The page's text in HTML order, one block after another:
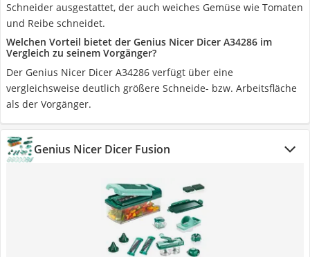
Schneider ausgestattet, der auch weiches Gemüse wie Tomaten
und Reibe schneidet.
Welchen Vorteil bietet der Genius Nicer Dicer A34286 im
Vergleich zu seinem Vorgänger?
Der Genius Nicer Dicer A34286 verfügt über eine
vergleichsweise deutlich größere Schneide- bzw. Arbeitsfläche
als der Vorgänger.
Genius Nicer Dicer Fusion